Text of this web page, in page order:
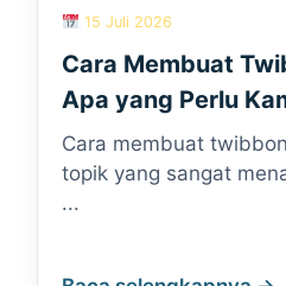
15 Juli 2026
Cara Membuat
Apa yang Perlu
Cara membuat
topik yang sangat
...